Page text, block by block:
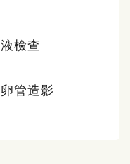
檢查
管造影